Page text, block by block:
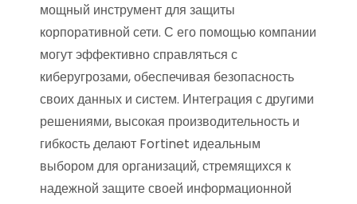
мощный инструмент для защиты
корпоративной сети. С его помощью компании
могут эффективно справляться с
киберугрозами, обеспечивая безопасность
своих данных и систем. Интеграция с другими
решениями, высокая производительность и
гибкость делают Fortinet идеальным
выбором для организаций, стремящихся к
надежной защите своей информационной